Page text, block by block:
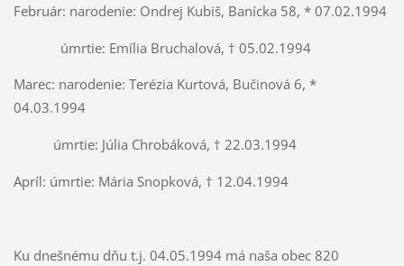
Február: narodenie: Ondrej Kubiš, Banícka 58, * 07.02.1994
úmrtie: Emília Bruchalová, † 05.02.1994
Marec: narodenie: Terézia Kurtová, Bučinová 6, *
04.03.1994
úmrtie: Júlia Chrobáková, † 22.03.1994
Apríl: úmrtie: Mária Snopková, † 12.04.1994
Ku dnešnému dňu t.j. 04.05.1994 má naša obec 820